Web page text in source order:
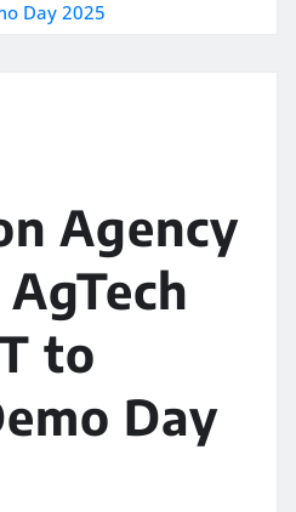
Day 2025
Agency
to
Day